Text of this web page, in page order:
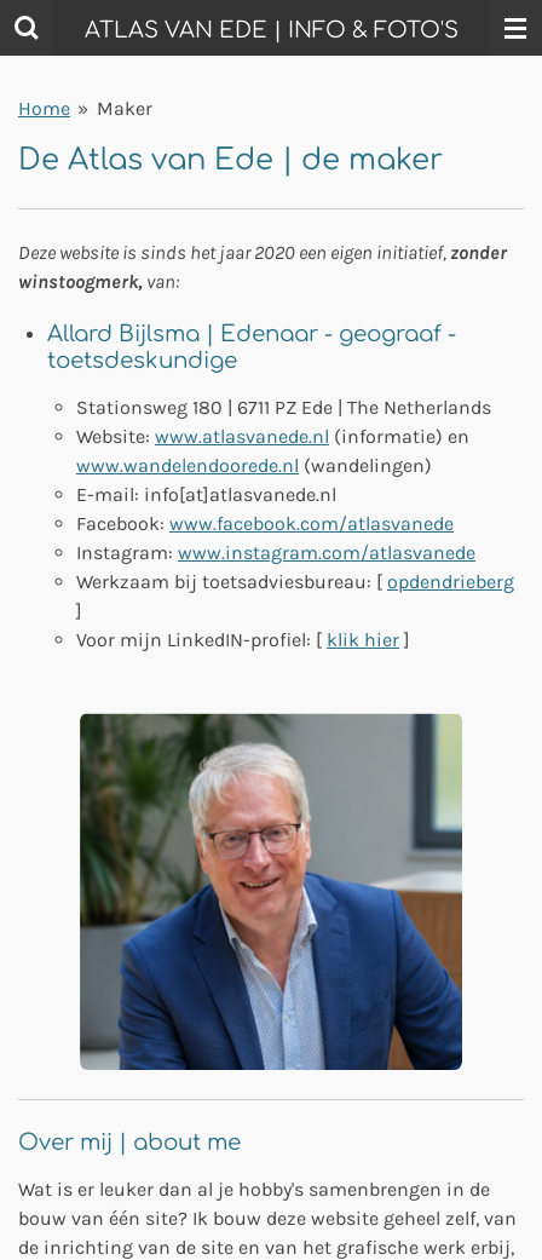
Ga
direct
de
ATLAS VAN EDE | INFO & FOTO'S
Home » Maker
De Atlas van Ede | de maker
Deze website is sinds het jaar 2020 een eigen initiatief,zonder
winstoogmerk, van:
Allard Bijlsma | Edenaar - geograaf -
toetsdeskundige
Stationsweg 180 | 6711 PZ Ede | The Netherlands
Website: www.atlasvanede.nl (informatie) en
www.wandelendoorede.nl (wandelingen)
E-mail: info[at]atlasvanede.nl
Facebook: www.facebook.com/atlasvanede
Instagram: www.instagram.com/atlasvanede
Werkzaam bij toetsadviesbureau: [ opdendrieberg
]
Voor mijn LinkedIN-profiel: [ klik hier]
Over mij | about me
Wat is er leuker dan al je hobby's samenbrengen in de
bouw van één site? Ik bouw deze website geheel zelf, van
de inrichting van de site en van het grafische werk erbij,